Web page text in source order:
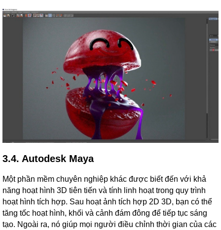
3.4. Autodesk Maya
Một phần mềm chuyên nghiệp khác được biết đến với khả
năng hoạt hình 3D tiên tiến và tính linh hoạt trong quy trình
hoạt hình tích hợp. Sau hoạt ảnh tích hợp 2D 3D, bạn có thể
tăng tốc hoạt hình, khối và cảnh đám đông để tiếp tục sáng
tạo. Ngoài ra, nó giúp mọi người điều chỉnh thời gian của các